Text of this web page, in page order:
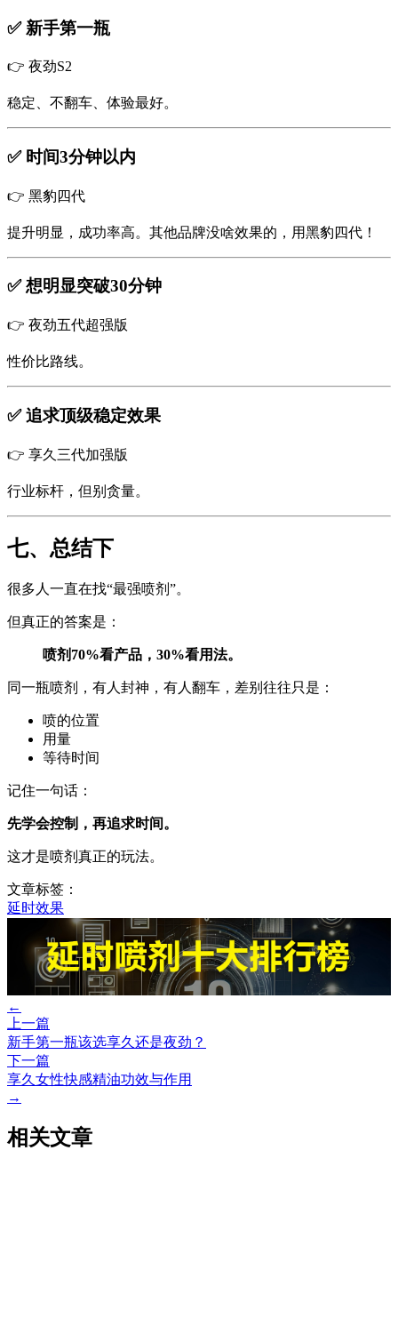
✅ 新手第一瓶
👉 夜劲S2
稳定、不翻车、体验最好。
✅ 时间3分钟以内
👉 黑豹四代
提升明显，成功率高。其他品牌没啥效果的，用黑豹四代！
✅ 想明显突破30分钟
👉 夜劲五代超强版
性价比路线。
✅ 追求顶级稳定效果
👉 享久三代加强版
行业标杆，但别贪量。
七、总结下
很多人一直在找“最强喷剂”。
但真正的答案是：
喷剂70%看产品，30%看用法。
同一瓶喷剂，有人封神，有人翻车，差别往往只是：
喷的位置
用量
等待时间
记住一句话：
先学会控制，再追求时间。
这才是喷剂真正的玩法。
文章标签：
延时效果
←
上一篇
新手第一瓶该选享久还是夜劲？
下一篇
享久女性快感精油功效与作用
→
相关文章